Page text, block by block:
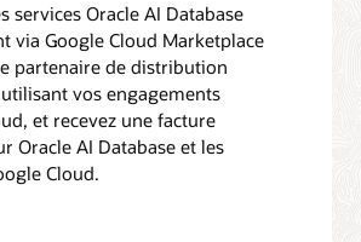
services Oracle AI Database
via Google Cloud Marketplace
partenaire de distribution
vos engagements
et recevez une facture
Oracle AI Database et les
Cloud.